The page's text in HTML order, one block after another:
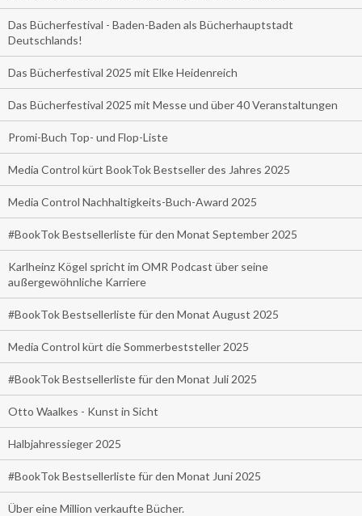
Das Bücherfestival - Baden-Baden als Bücherhauptstadt
Deutschlands!
Das Bücherfestival 2025 mit Elke Heidenreich
Das Bücherfestival 2025 mit Messe und über 40 Veranstaltungen
Promi-Buch Top- und Flop-Liste
Media Control kürt BookTok Bestseller des Jahres 2025
Media Control Nachhaltigkeits-Buch-Award 2025
#BookTok Bestsellerliste für den Monat September 2025
Karlheinz Kögel spricht im OMR Podcast über seine
außergewöhnliche Karriere
#BookTok Bestsellerliste für den Monat August 2025
Media Control kürt die Sommerbeststeller 2025
#BookTok Bestsellerliste für den Monat Juli 2025
Otto Waalkes - Kunst in Sicht
Halbjahressieger 2025
#BookTok Bestsellerliste für den Monat Juni 2025
Über eine Million verkaufte Bücher.